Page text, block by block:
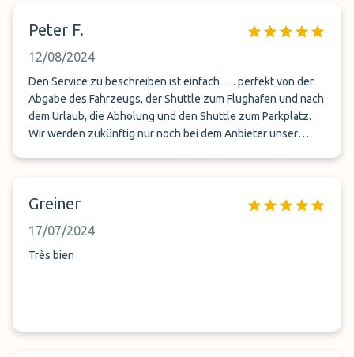
Peter F.
12/08/2024
Den Service zu beschreiben ist einfach …. perfekt von der
Abgabe des Fahrzeugs, der Shuttle zum Flughafen und nach
dem Urlaub, die Abholung und den Shuttle zum Parkplatz.
Wir werden zukünftig nur noch bei dem Anbieter unser
Greiner
17/07/2024
Très bien